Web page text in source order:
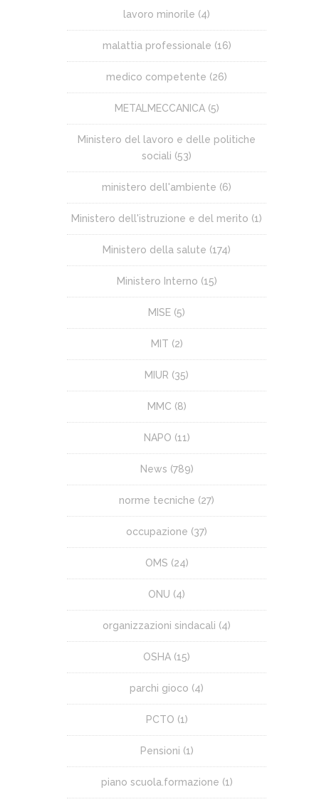
lavoro minorile (4)
malattia professionale (16)
medico competente (26)
METALMECCANICA(5)
Ministero del lavoro e delle politiche
sociali (53)
ministero dell'ambiente (6)
Ministero dell'istruzione e del merito (1)
Ministero della salute (174)
Ministero Interno (15)
MISE (5)
MIT (2)
MIUR (35)
MMC (8)
NAPO (11)
News (789)
norme tecniche (27)
occupazione (37)
OMS (24)
ONU (4)
organizzazioni sindacali (4)
OSHA (15)
parchi gioco (4)
PCTO (1)
Pensioni (1)
piano scuola.formazione (1)